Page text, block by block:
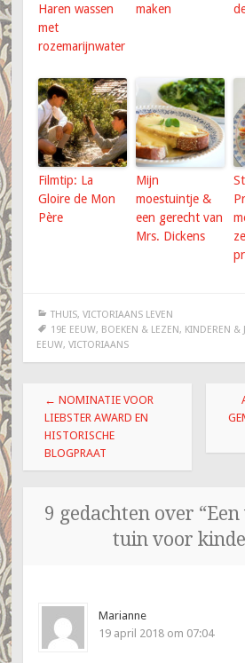
Haren wassen
met
rozemarijnwater
maken
Filmtip: La
Gloire de Mon
Père
Mijn
moestuintje &
een gerecht van
Mrs. Dickens
THUIS, VICTORIAANS LEVEN
19E EEUW, BOEKEN & LEZEN, KINDEREN &
EEUW, VICTORIAANS
Berichtnavigatie
← NOMINATIE VOOR
LIEBSTER AWARD EN
HISTORISCHE
BLOGPRAAT
9 gedachten over “
tuin voor
Marianne
19 april 2018 om 07:04